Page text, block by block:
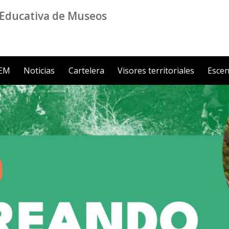
de Museos
Noticias Cartelera Visores territoriales